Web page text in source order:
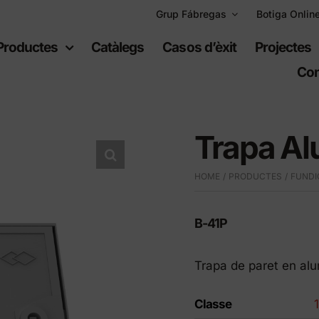
Grup Fábregas Botiga
de polietilè
recreatius
Jocs infantils
Catàlegs Casos d’èxit Projectes
Trapa
HOME PRODUCTES
B-41P
Trapa de paret en
Classe